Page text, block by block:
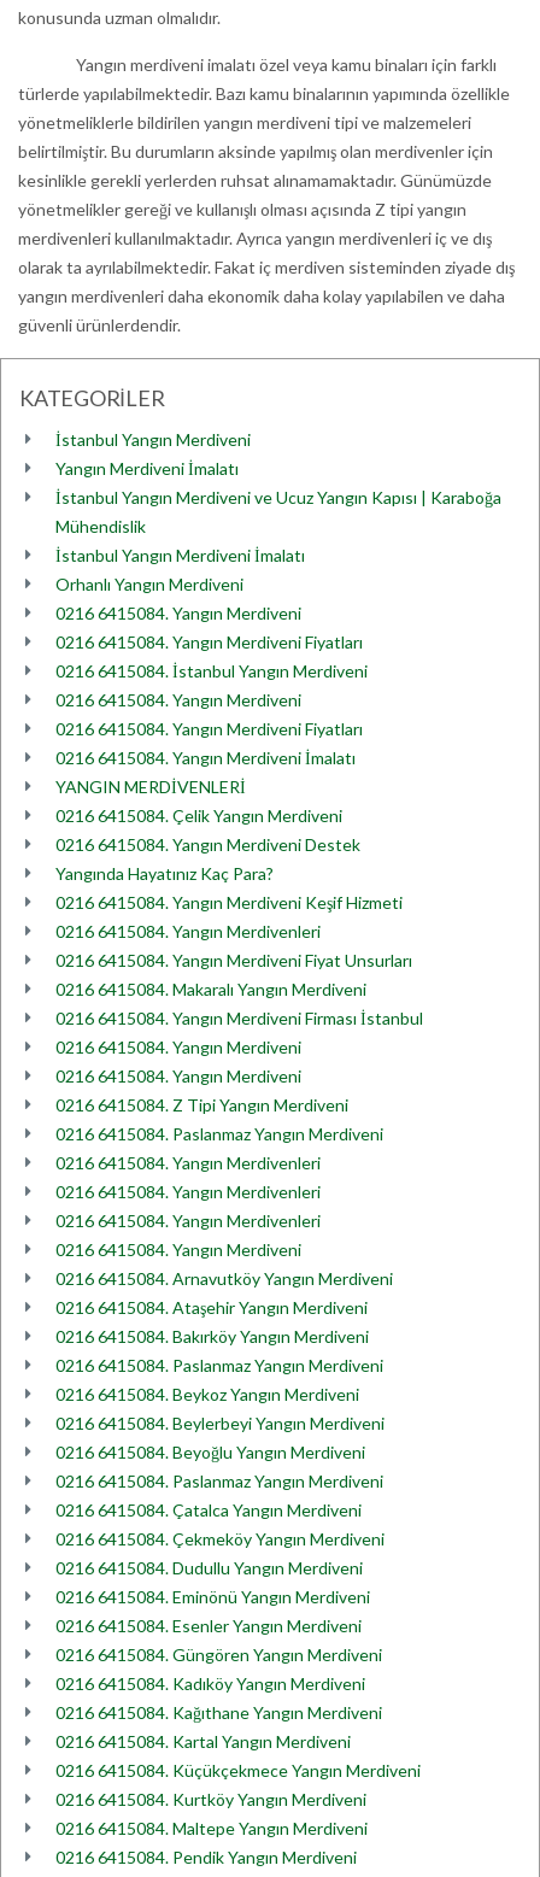
konusunda uzman olmalıdır.
Yangın merdiveni imalatı özel veya kamu binaları için farklı
türlerde yapılabilmektedir. Bazı kamu binalarının yapımında özellikle
yönetmeliklerle bildirilen yangın merdiveni tipi ve malzemeleri
belirtilmiştir. Bu durumların aksinde yapılmış olan merdivenler için
kesinlikle gerekli yerlerden ruhsat alınamamaktadır. Günümüzde
yönetmelikler gereği ve kullanışlı olması açısında Z tipi yangın
merdivenleri kullanılmaktadır. Ayrıca yangın merdivenleri iç ve dış
olarak ta ayrılabilmektedir. Fakat iç merdiven sisteminden ziyade dış
yangın merdivenleri daha ekonomik daha kolay yapılabilen ve daha
güvenli ürünlerdendir.
KATEGORİLER
İstanbul Yangın Merdiveni
Yangın Merdiveni İmalatı
İstanbul Yangın Merdiveni ve Ucuz Yangın Kapısı | Karaboğa
Mühendislik
İstanbul Yangın Merdiveni İmalatı
Orhanlı Yangın Merdiveni
0216 6415084. Yangın Merdiveni
0216 6415084. Yangın Merdiveni Fiyatları
0216 6415084. İstanbul Yangın Merdiveni
0216 6415084. Yangın Merdiveni
0216 6415084. Yangın Merdiveni Fiyatları
0216 6415084. Yangın Merdiveni İmalatı
YANGIN MERDİVENLERİ
0216 6415084. Çelik Yangın Merdiveni
0216 6415084. Yangın Merdiveni Destek
Yangında Hayatınız Kaç Para?
0216 6415084. Yangın Merdiveni Keşif Hizmeti
0216 6415084. Yangın Merdivenleri
0216 6415084. Yangın Merdiveni Fiyat Unsurları
0216 6415084. Makaralı Yangın Merdiveni
0216 6415084. Yangın Merdiveni Firması İstanbul
0216 6415084. Yangın Merdiveni
0216 6415084. Yangın Merdiveni
0216 6415084. Z Tipi Yangın Merdiveni
0216 6415084. Paslanmaz Yangın Merdiveni
0216 6415084. Yangın Merdivenleri
0216 6415084. Yangın Merdivenleri
0216 6415084. Yangın Merdivenleri
0216 6415084. Yangın Merdiveni
0216 6415084. Arnavutköy Yangın Merdiveni
0216 6415084. Ataşehir Yangın Merdiveni
0216 6415084. Bakırköy Yangın Merdiveni
0216 6415084. Paslanmaz Yangın Merdiveni
0216 6415084. Beykoz Yangın Merdiveni
0216 6415084. Beylerbeyi Yangın Merdiveni
0216 6415084. Beyoğlu Yangın Merdiveni
0216 6415084. Paslanmaz Yangın Merdiveni
0216 6415084. Çatalca Yangın Merdiveni
0216 6415084. Çekmeköy Yangın Merdiveni
0216 6415084. Dudullu Yangın Merdiveni
0216 6415084. Eminönü Yangın Merdiveni
0216 6415084. Esenler Yangın Merdiveni
0216 6415084. Güngören Yangın Merdiveni
0216 6415084. Kadıköy Yangın Merdiveni
0216 6415084. Kağıthane Yangın Merdiveni
0216 6415084. Kartal Yangın Merdiveni
0216 6415084. Küçükçekmece Yangın Merdiveni
0216 6415084. Kurtköy Yangın Merdiveni
0216 6415084. Maltepe Yangın Merdiveni
0216 6415084. Pendik Yangın Merdiveni